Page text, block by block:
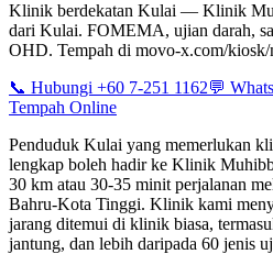
Klinik berdekatan Kulai — Klinik
dari Kulai. FOMEMA, ujian darah,
OHD. Tempah di movo-x.com/kiosk/
📞 Hubungi +60 7-251 1162💬
Tempah Online
Penduduk Kulai yang memerlukan
lengkap boleh hadir ke Klinik
30 km atau 30-35 minit perjalanan
Bahru-Kota Tinggi. Klinik kami
jarang ditemui di klinik biasa,
jantung, dan lebih daripada 60 jenis